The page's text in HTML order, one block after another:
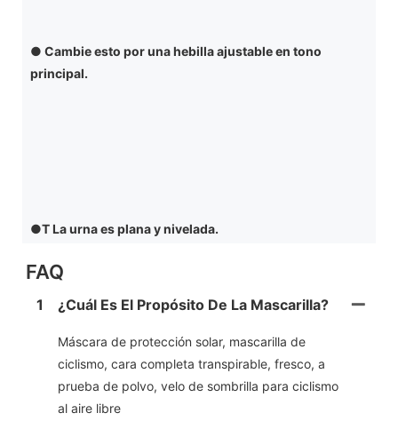
● Cambie esto por una hebilla ajustable en tono
principal.
●TLa urna es plana y nivelada.
FAQ
1 ¿Cuál Es El Propósito De La Mascarilla?
Máscara de protección solar, mascarilla de
ciclismo, cara completa transpirable, fresco, a
prueba de polvo, velo de sombrilla para ciclismo
al aire libre